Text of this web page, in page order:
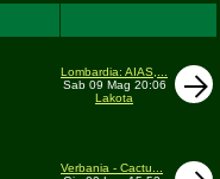
Lombardia: AIAS,...
Sab 09 Mag 20:06
Lakota
Verbania - Cactu...